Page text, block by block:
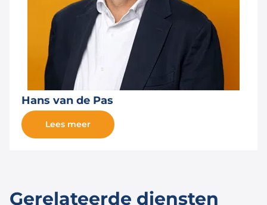
Hans van de Pas
Lees meer
Gerelateerde diensten